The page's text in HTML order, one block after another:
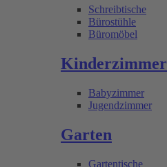
Schreibtische
Bürostühle
Büromöbel
Kinderzimmer
Babyzimmer
Jugendzimmer
Garten
Gartentische